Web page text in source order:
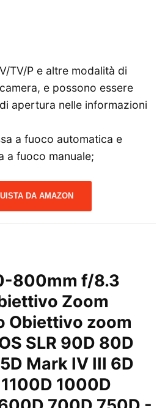
TV/P e altre modalità di
e possono essere
apertura nelle informazioni
a fuoco automatica e
a fuoco manuale;
DA AMAZON
800mm f/8.3
Zoom
Obiettivo zoom
SLR 90D 80D
Mark IV III 6D
1000D